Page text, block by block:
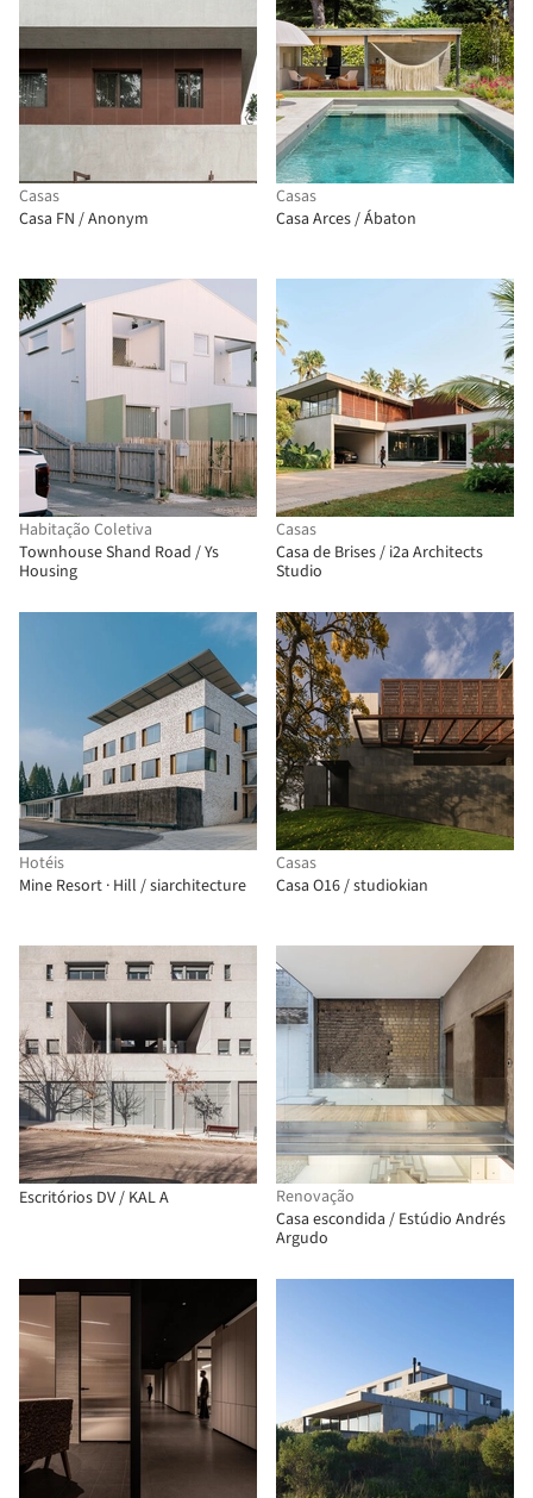
Casas
Casa FN / Anonym
Casas
Casa Arces / Ábaton
Habitação Coletiva
Townhouse Shand Road / Ys
Housing
Casas
Casa de Brises / i2a Architects
Studio
Hotéis
Mine Resort · Hill / siarchitecture
Casas
Casa O16 / studiokian
Escritórios DV / KAL A
Renovação
Casa escondida / Estúdio Andrés
Argudo